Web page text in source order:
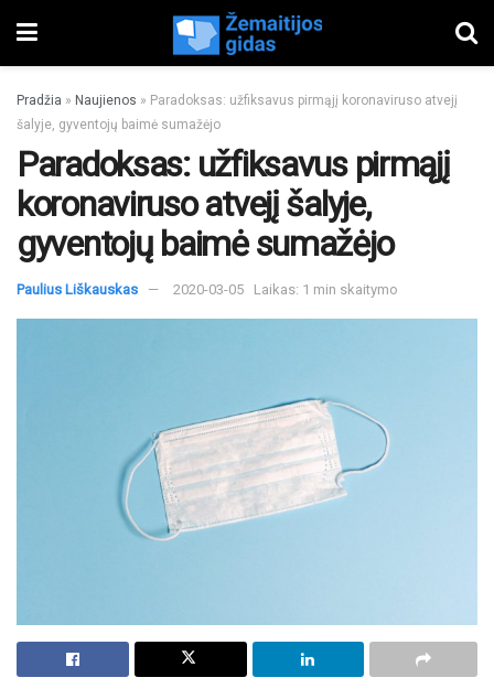
Pradžia » Naujienos » Paradoksas: užfiksavus pirmąjį koronaviruso atvejį
šalyje, gyventojų baimė sumažėjo
Paradoksas: užfiksavus pirmąjį
koronaviruso atvejį šalyje,
gyventojų baimė sumažėjo
Paulius Liškauskas 2020-03-05 Laikas: 1 min skaitymo